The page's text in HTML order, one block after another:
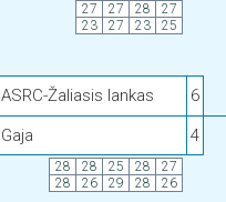
27 27 28
27
23
27 23 25
ASRC-Žaliasis lankas 6
Gaja 4
28 28 25 28
27
28
26 29 28 26